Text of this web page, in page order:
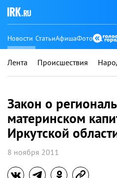
Новости СтатьиАфишаФото
Лента Происшествия
Закон о
материнском
Иркутской
8 ноября 2011